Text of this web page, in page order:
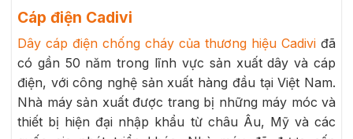
Cáp điện Cadivi
Dây cáp điện chống cháy của thương hiệu Cadivi đã
có gần 50 năm trong lĩnh vực sản xuất dây và cáp
điện, với công nghệ sản xuất hàng đầu tại Việt Nam.
Nhà máy sản xuất được trang bị những máy móc và
thiết bị hiện đại nhập khẩu từ châu Âu, Mỹ và các